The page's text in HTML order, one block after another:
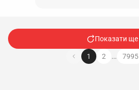
Показати ще
1 2 … 7995